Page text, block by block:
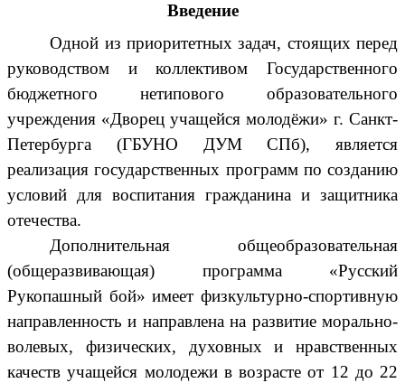
Введение
Одной из приоритетных задач, стоящих перед
руководством и коллективом Государственного
бюджетного нетипового образовательного
учреждения «Дворец учащейся молодёжи» г. Санкт-
Петербурга (ГБУНО ДУМ СПб), является
реализация государственных программ по созданию
условий для воспитания гражданина и защитника
отечества.
Дополнительная общеобразовательная
(общеразвивающая) программа «Русский
Рукопашный бой» имеет физкультурно-спортивную
направленность и направлена на развитие морально-
волевых, физических, духовных и нравственных
качеств учащейся молодежи в возрасте от 12 до 22